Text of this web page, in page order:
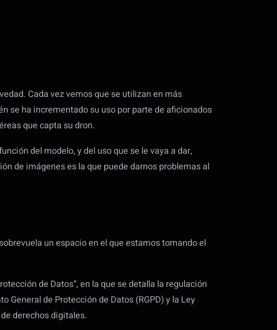
Cada vez vemos que se utilizan en más
se ha incrementado su uso por parte de aficionados
que capta su dron.
del modelo, y del uso que se le vaya a dar,
de imágenes es la que puede darnos problemas al
un espacio en el que estamos tomando el
de Datos“, en la que se detalla la regulación
General de Protección de Datos (RGPD) y la Ley
derechos digitales.